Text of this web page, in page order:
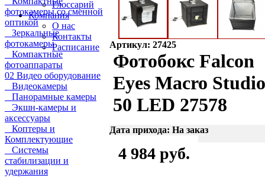
Глоссарий
Компания
О нас
Контакты
Расписание
фотокамеры со сменной
оптикой
Зеркальные
фотокамеры
Компактные
фотоаппараты
02 Видео оборудование
Видеокамеры
Панорамные камеры
Экшн-камеры и
аксессуары
Коптеры и
Комплектующие
Системы
стабилизации и
удержания
Артикул: 27425
Фотобокс Falcon
Eyes Macro
50 LED 27578
Дата прихода: На заказ
4 984 руб.